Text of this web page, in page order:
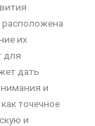
расположена
их
для
дать
и
точечное
и